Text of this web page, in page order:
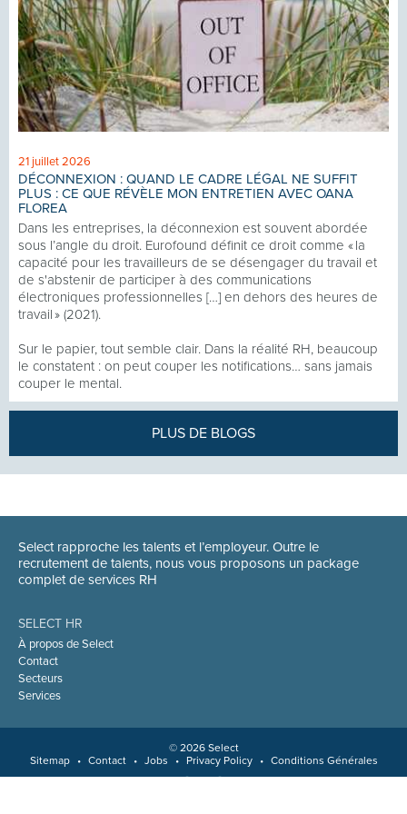
21 juillet 2026
DÉCONNEXION : QUAND LE CADRE LÉGAL NE SUFFIT
PLUS : CE QUE RÉVÈLE MON ENTRETIEN AVEC OANA
FLOREA
Dans les entreprises, la déconnexion est souvent abordée
sous l’angle du droit. Eurofound définit ce droit comme « la
capacité pour les travailleurs de se désengager du travail et
de s'abstenir de participer à des communications
électroniques professionnelles […] en dehors des heures de
travail » (2021).
Sur le papier, tout semble clair. Dans la réalité RH, beaucoup
le constatent : on peut couper les notifications… sans jamais
couper le mental.
PLUS DE BLOGS
Select rapproche les talents et l’employeur. Outre le
recrutement de talents, nous vous proposons un package
complet de services RH
SELECT HR
À propos de Select
Contact
Secteurs
Services
© 2026 Select
Sitemap
• Contact • Jobs • Privacy Policy • Conditions Générales